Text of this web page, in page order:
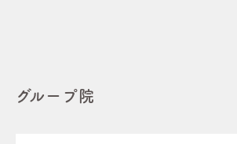
グループ院